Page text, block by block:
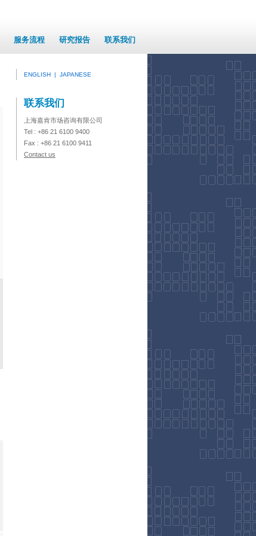
服务流程 研究报告 联系我们
ENGLISH | JAPANESE
联系我们
上海嘉肯市场咨询有限公司
Tel : +86 21 6100 9400
Fax : +86 21 6100 9411
Contact us